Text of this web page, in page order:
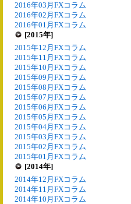
2016年03月FXコラム
2016年02月FXコラム
2016年01月FXコラム
[2015年]
2015年12月FXコラム
2015年11月FXコラム
2015年10月FXコラム
2015年09月FXコラム
2015年08月FXコラム
2015年07月FXコラム
2015年06月FXコラム
2015年05月FXコラム
2015年04月FXコラム
2015年03月FXコラム
2015年02月FXコラム
2015年01月FXコラム
[2014年]
2014年12月FXコラム
2014年11月FXコラム
2014年10月FXコラム